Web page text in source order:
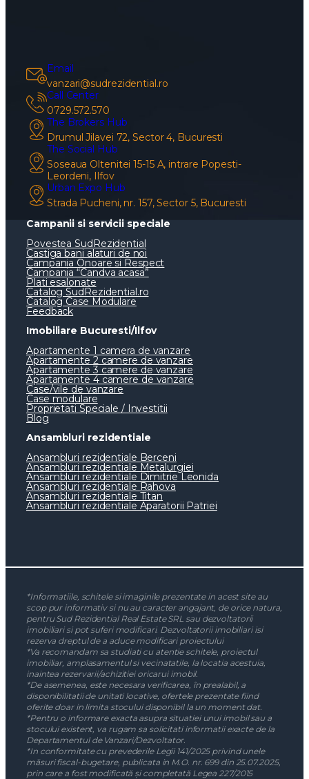
Email
vanzari@sudrezidential.ro
Call Center
0729.572.570
The Brokers Hub
Drumul Jilavei 72, Sector 4, Bucuresti
The Social Hub
Soseaua Oltenitei 15-15 A, intrare Popesti-
Leordeni, Ilfov
Urban Expo Hub
Strada Pucheni, nr. 157, Sector 5, Bucuresti
Campanii si servicii speciale
Povestea SudRezidential
Castiga bani alaturi de noi
Campania Onoare si Respect
Campania “Candva acasa”
Plati esalonate
Catalog SudRezidential.ro
Catalog Case Modulare
Feedback
Imobiliare Bucuresti/Ilfov
Apartamente 1 camera de vanzare
Apartamente 2 camere de vanzare
Apartamente 3 camere de vanzare
Apartamente 4 camere de vanzare
Case/vile de vanzare
Case modulare
Proprietati Speciale / Investitii
Blog
Ansambluri rezidentiale
Ansambluri rezidentiale Berceni
Ansambluri rezidentiale Metalurgiei
Ansambluri rezidentiale Dimitrie Leonida
Ansambluri rezidentiale Rahova
Ansambluri rezidentiale Titan
Ansambluri rezidentiale Aparatorii Patriei
*Informatiile, schitele si imaginile prezentate in acest site au
scop pur informativ si nu au caracter angajant, de orice natura,
pentru Sud Rezidential Real Estate SRL sau dezvoltatorii
imobiliari si pot suferi modificari. Dezvoltatorii imobiliari isi
rezerva dreptul de a aduce modificari proiectului
*Va recomandam sa studiati cu atentie schitele, proiectul
imobiliar, amplasamentul si vecinatatile, la locatia acestuia,
inaintea rezervarii/achizitiei oricarui imobil.
*De asemenea, este necesara verificarea, în prealabil, a
disponibilitatii de unitati locative, ofertele prezentate fiind
oferite doar in limita stocului disponibil la un moment dat.
*Pentru o informare exacta asupra situatiei unui imobil sau a
stocului existent, va rugam sa solicitati informatii exacte de la
Departamentul de Vanzari/Dezvoltator.
*In conformitate cu prevederile Legii 141/2025 privind unele
măsuri fiscal-bugetare, publicata in M.O. nr. 699 din 25.07.2025,
prin care a fost modificată și completată Legea 227/2015